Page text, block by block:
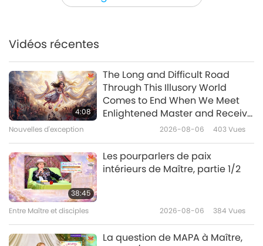
10
2019-04-27 5526Vues
11
Celebrating Peace in Korea
#11
2019-04-27 5761Vues
12
2:27
Celebrating Peace in Korea
2019-04-27 5692Vues
4:28
1:53
Happy World Vegan Day 2019 #1
3:26
Happy 2nd Anniversary,
Vidéos récentes
4:08
The Long and Difficult Road
Through This Illusory World
Comes to End When We Meet
Enlightened Master and Receive
Nouvelles d'exception 2026-08-06 403Vues
38:45
Les pourparlers de paix
intérieurs de Maître, partie 1/2
Entre Maître et disciples 2026-08-06 384 Vues
La question de MAPA à Maître,